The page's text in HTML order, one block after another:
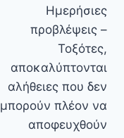
Ημερήσιες
προβλέψεις –
Τοξότες,
αποκαλύπτονται
αλήθειες που δεν
μπορούν πλέον να
αποφευχθούν